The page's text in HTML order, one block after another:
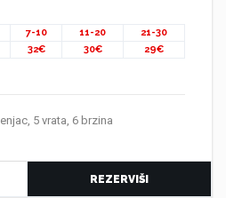
7-10 11-20
21-30
32€ 30€ 29€
5 vrata, 6 brzina
REZERVIŠI